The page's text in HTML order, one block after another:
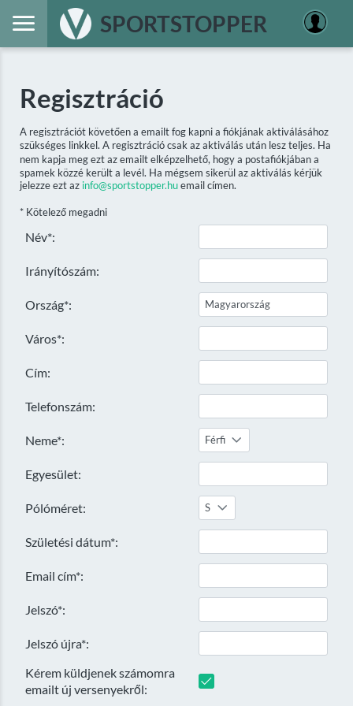
SPORTSTOPPER
Regisztráció
A regisztrációt követően a emailt fog kapni a fiókjának aktiválásához
szükséges linkkel. A regisztráció csak az aktiválás után lesz teljes. Ha
nem kapja meg ezt az emailt elképzelhető, hogy a postafiókjában a
spamek közzé került a levél. Ha mégsem sikerül az aktiválás kérjük
jelezze ezt az info@sportstopper.huemail címen.
* Kötelező megadni
Név*:
Irányítószám:
Ország*:
Város*:
Cím:
Telefonszám:
Neme*: Férfi
Egyesület:
Pólóméret: S
Születési dátum*:
Email cím*:
Jelszó*:
Jelszó újra*:
Kérem küldjenek számomra
emailt új versenyekről: